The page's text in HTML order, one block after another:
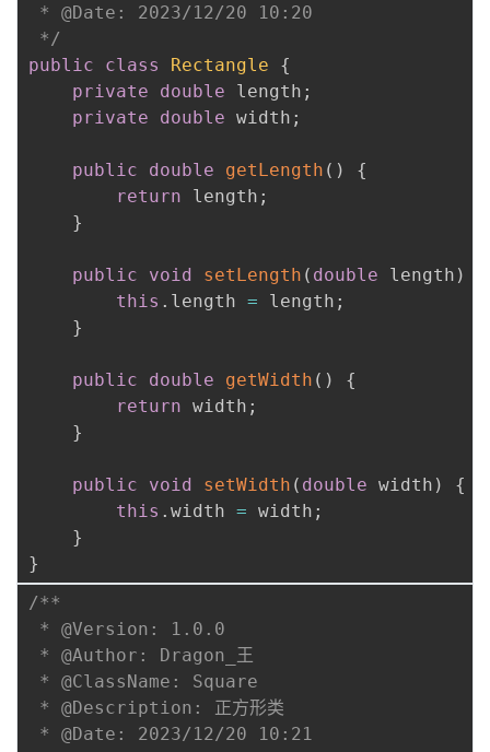
* @Date: 2023/12/20 10:20
*/
public
class Rectangle
{
private
double length ;
private
double width ;
public double getLength ( )
{
return length ;
}
public void setLength ( double length )
this . length = length ;
}
public double getWidth ( )
{
return width ;
}
public void setWidth ( double width )
{
this . width = width ;
}
}
/**
* @Version: 1.0.0
* @Author: Dragon_王
* @ClassName: Square
* @Description: 正方形类
* @Date: 2023/12/20 10:21